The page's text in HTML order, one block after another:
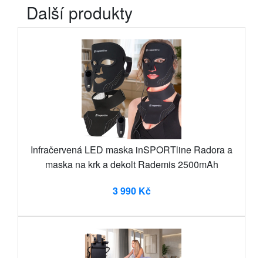
Další produkty
Infračervená LED maska inSPORTline Radora a
maska na krk a dekolt Rademis 2500mAh
3 990 Kč